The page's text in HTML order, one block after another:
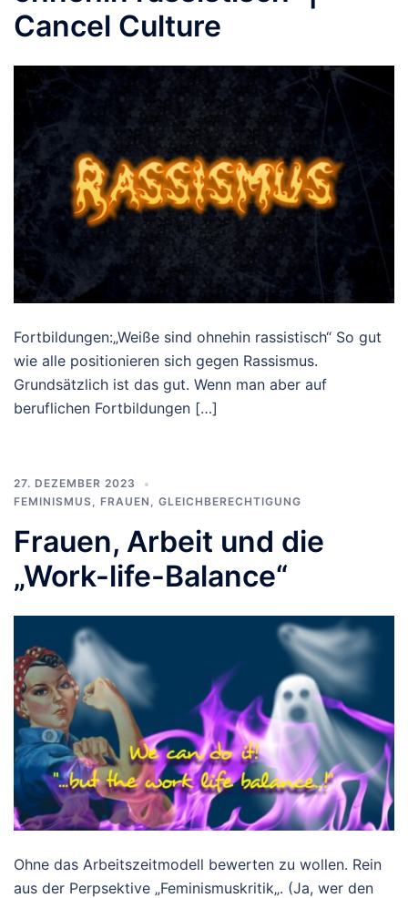
Cancel Culture
Fortbildungen:„Weiße sind ohnehin rassistisch“ So gut
wie alle positionieren sich gegen Rassismus.
Grundsätzlich ist das gut. Wenn man aber auf
beruflichen Fortbildungen […]
27. DEZEMBER 2023
FEMINISMUS, FRAUEN , GLEICHBERECHTIGUNG
Frauen, Arbeit und die
„Work-life-Balance“
Ohne das Arbeitszeitmodell bewerten zu wollen. Rein
aus der Perpsektive „Feminismuskritik„. (Ja, wer den